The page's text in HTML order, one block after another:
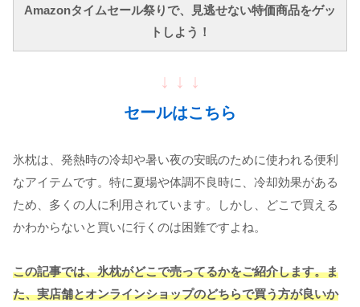
Amazonタイムセール祭りで、見逃せない特価商品をゲッ
トしよう！
↓ ↓ ↓
セールはこちら
氷枕は、発熱時の冷却や暑い夜の安眠のために使われる便利
なアイテムです。特に夏場や体調不良時に、冷却効果がある
ため、多くの人に利用されています。しかし、どこで買える
かわからないと買いに行くのは困難ですよね。
この記事では、氷枕がどこで売ってるかをご紹介します。ま
た、実店舗とオンラインショップのどちらで買う方が良いか